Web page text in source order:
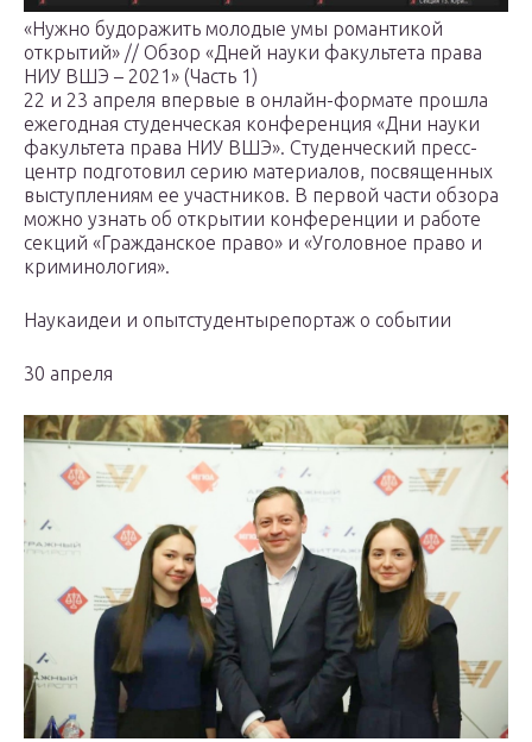
«Нужно будоражить молодые умы романтикой
открытий» // Обзор «Дней науки факультета права
НИУ ВШЭ – 2021» (Часть 1)
22 и 23 апреля впервые в онлайн-формате прошла
ежегодная студенческая конференция «Дни науки
факультета права НИУ ВШЭ». Студенческий пресс-
центр подготовил серию материалов, посвященных
выступлениям ее участников. В первой части обзора
можно узнать об открытии конференции и работе
секций «Гражданское право» и «Уголовное право и
криминология».
Наукаидеи и опытстудентырепортаж о событии
30 апреля